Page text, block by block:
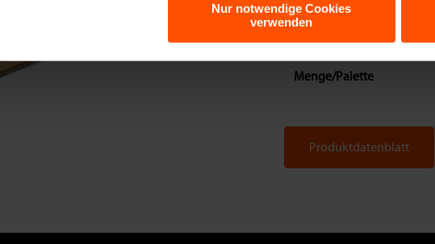
Nur notwendige Cookies
verwendenDOP/Leistungserklärung
Menge/Palette
Produktdatenblatt